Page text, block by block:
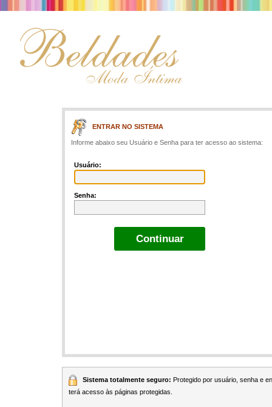
ENTRAR NO SISTEMA
Informe abaixo seu Usuário e Senha para ter acesso ao sistema:
Usuário:
Senha:
Sistema totalmente seguro: Protegido por usuário, senha e
terá acesso às páginas protegidas.